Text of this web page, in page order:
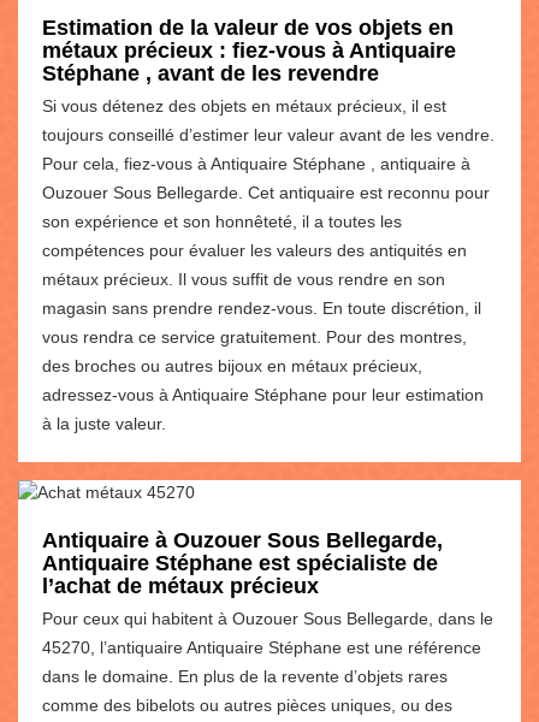
Estimation de la valeur de vos objets en
métaux précieux : fiez-vous à Antiquaire
Stéphane , avant de les revendre
Si vous détenez des objets en métaux précieux, il est
toujours conseillé d’estimer leur valeur avant de les vendre.
Pour cela, fiez-vous à Antiquaire Stéphane , antiquaire à
Ouzouer Sous Bellegarde. Cet antiquaire est reconnu pour
son expérience et son honnêteté, il a toutes les
compétences pour évaluer les valeurs des antiquités en
métaux précieux. Il vous suffit de vous rendre en son
magasin sans prendre rendez-vous. En toute discrétion, il
vous rendra ce service gratuitement. Pour des montres,
des broches ou autres bijoux en métaux précieux,
adressez-vous à Antiquaire Stéphane pour leur estimation
à la juste valeur.
Antiquaire à Ouzouer Sous Bellegarde,
Antiquaire Stéphane est spécialiste de
l’achat de métaux précieux
Pour ceux qui habitent à Ouzouer Sous Bellegarde, dans le
45270, l’antiquaire Antiquaire Stéphane est une référence
dans le domaine. En plus de la revente d’objets rares
comme des bibelots ou autres pièces uniques, ou des